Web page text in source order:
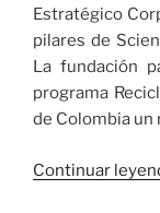
Estratégico
pilares de
La fundación
programa
de Colombia
Continuar